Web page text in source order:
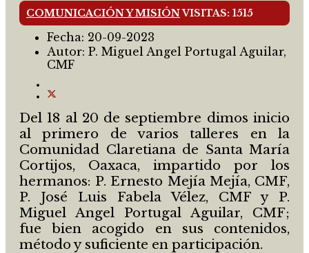
COMUNICACIÓN Y MISIÓNVISITAS: 1515
Fecha: 20-09-2023
Autor: P. Miguel Angel Portugal Aguilar,
CMF
Del 18 al 20 de septiembre dimos inicio
al primero de varios talleres en la
Comunidad Claretiana de Santa María
Cortijos, Oaxaca, impartido por los
hermanos: P. Ernesto Mejía Mejía, CMF,
P. José Luis Fabela Vélez, CMF y P.
Miguel Angel Portugal Aguilar, CMF;
fue bien acogido en sus contenidos,
método y suficiente en participación.